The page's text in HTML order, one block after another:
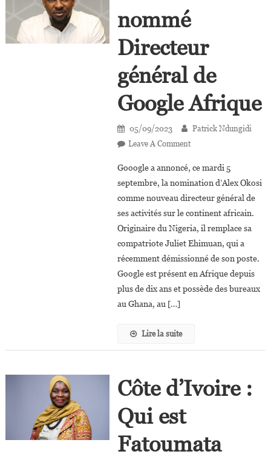
nommé
Directeur
général de
Google Afrique
05/09/2023
Patrick Ndungidi
Leave A CommentOn
Okosi
Nommé
Directeur
Général
De
Google
Afrique
Gooogle a annoncé, ce mardi 5
septembre, la nomination d’Alex Okosi
comme nouveau directeur général de
ses activités sur le continent africain.
Originaire du Nigeria, il remplace sa
compatriote Juliet Ehimuan, qui a
récemment démissionné de son poste.
Google est présent en Afrique depuis
plus de dix ans et possède des bureaux
au Ghana, au […]
Lire la suite
Côte d’Ivoire :
Qui est
Fatoumata